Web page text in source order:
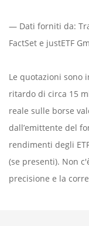
— Dati forniti da:
FactSet e justETF
Le quotazioni sono
ritardo di circa 15
reale sulle borse
dall’emittente del
rendimenti degli
(se presenti). Non
precisione e la